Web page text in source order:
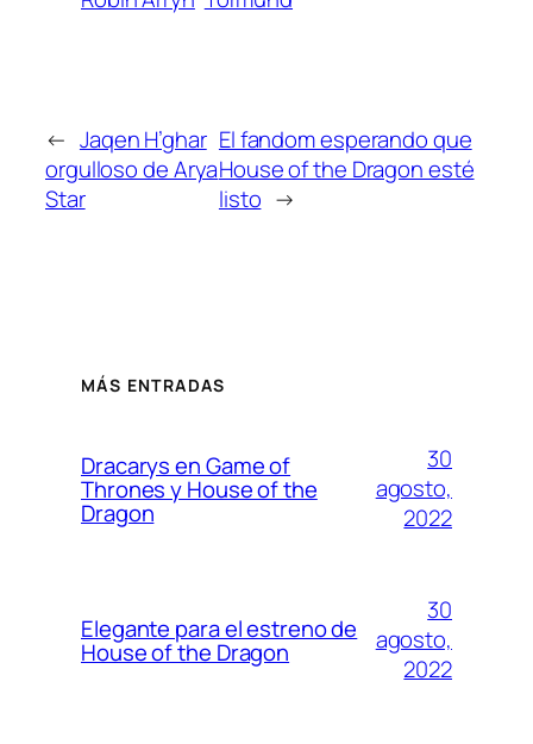
← Jaqen H’ghar
orgulloso de Arya
Star
El fandom esperando que
House of the Dragon esté
listo →
MÁS ENTRADAS
Dracarys en Game of
Thrones y House of the
Dragon
30
agosto,
2022
Elegante para el estreno de
House of the Dragon
30
agosto,
2022